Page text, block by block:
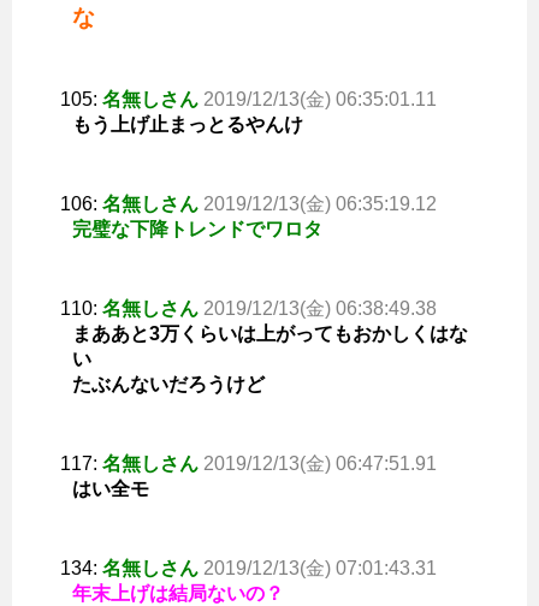
な
105: 名無しさん 2019/12/13(金) 06:35:01.11
もう上げ止まっとるやんけ
106: 名無しさん 2019/12/13(金) 06:35:19.12
完璧な下降トレンドでワロタ
110: 名無しさん 2019/12/13(金) 06:38:49.38
まああと3万くらいは上がってもおかしくはな
い
たぶんないだろうけど
117: 名無しさん 2019/12/13(金) 06:47:51.91
はい全モ
134: 名無しさん 2019/12/13(金) 07:01:43.31
年末上げは結局ないの？